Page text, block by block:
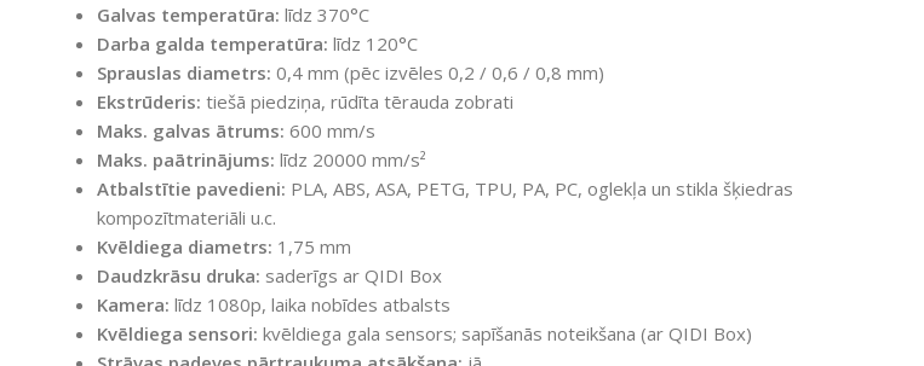
Galvas temperatūra: līdz 370°C
Darba galda temperatūra: līdz 120°C
Sprauslas diametrs: 0,4 mm (pēc izvēles 0,2 / 0,6 / 0,8 mm)
Ekstrūderis: tiešā piedziņa, rūdīta tērauda zobrati
Maks. galvas ātrums: 600 mm/s
Maks. paātrinājums: līdz 20000 mm/s²
Atbalstītie pavedieni: PLA, ABS, ASA, PETG, TPU, PA, PC, oglekļa un stikla šķiedras
kompozītmateriāli u.c.
Kvēldiega diametrs: 1,75 mm
Daudzkrāsu druka: saderīgs ar QIDI Box
Kamera: līdz 1080p, laika nobīdes atbalsts
Kvēldiega sensori: kvēldiega gala sensors; sapīšanās noteikšana (ar QIDI Box)